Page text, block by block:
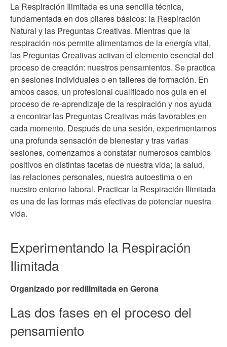
La Respiración Ilimitada es una sencilla técnica,
fundamentada en dos pilares básicos: la Respiración
Natural y las Preguntas Creativas. Mientras que la
respiración nos permite alimentarnos de la energía vital,
las Preguntas Creativas activan el elemento esencial del
proceso de creación: nuestros pensamientos. Se practica
en sesiones individuales o en talleres de formación. En
ambos casos, un profesional cualificado nos guia en el
proceso de re-aprendizaje de la respiración y nos ayuda
a encontrar las Preguntas Creativas más favorables en
cada momento. Después de una sesión, experimentamos
una profunda sensación de bienestar y tras varias
sesiones, comenzamos a constatar numerosos cambios
positivos en distintas facetas de nuestra vida; la salud,
las relaciones personales, nuestra autoestima o en
nuestro entorno laboral. Practicar la Respiración Ilimitada
es una de las formas más efectivas de potenciar nuestra
vida.
Experimentando la Respiración
Ilimitada
Organizado por redilimitada en Gerona
Las dos fases en el proceso del
pensamiento